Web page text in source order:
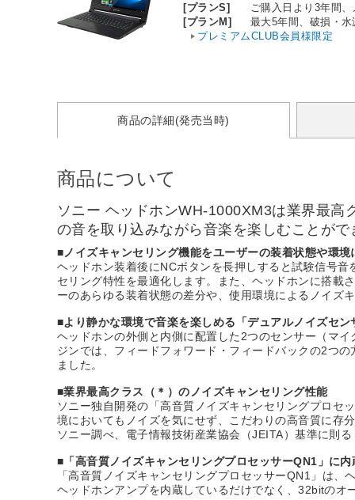
[プランS]
ご購入日より3年間
[プランM]
最大5年間、破損・
プレミアムCLUB会員様限定
商品の詳細(発売当時)
商品について
ソニー ヘッドホンWH-1000XM3は業界最高
の音を取り込みながら音楽を楽しむことが
■ノイズキャンセリング機能をユーザーの装着状態や環
ヘッドホン装着後にNCボタンを長押しすると試験信号
セリング特性を最適化します。また、ヘッドホンに搭載
ーのあらゆる装着状態の差分や、使用環境によるノイズ
■より静かな環境で音楽を楽しめる「デュアルノイズセン
ヘッドホンの外側と内側に配置した2つのセンサー（マ
ジンでは、フィードフォワード・フィードバックの2つ
ました。
■業界最高クラス（＊）のノイズキャンセリング性能
ソニー独自開発の「高音質ノイズキャンセリングプロセ
境においてもノイズを気にせず、こだわりの高音質に存
ソニー調べ、電子情報技術産業協会（JEITA）基準に則る
■「高音質ノイズキャンセリングプロセッサーQN1」に
「高音質ノイズキャンセリングプロセッサーQN1」は
ヘッドホンアンプを内蔵しているだけでなく、32bitの